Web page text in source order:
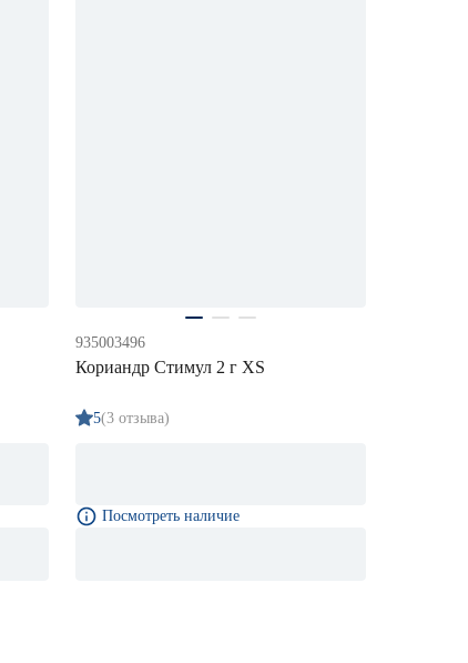
935003496
Кориандр Стимул 2 г XS
5(3 отзыва)
Посмотреть наличие